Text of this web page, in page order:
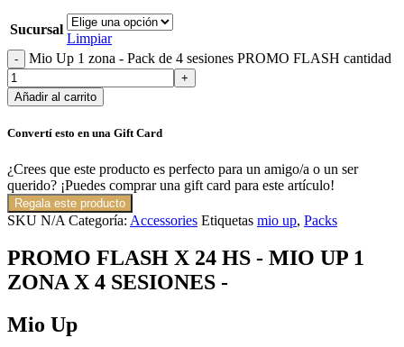
Sucursal
Limpiar
Mio Up 1 zona - Pack de 4 sesiones PROMO FLASH cantidad
Añadir al carrito
Convertí esto en una Gift Card
¿Crees que este producto es perfecto para un amigo/a o un ser
querido? ¡Puedes comprar una gift card para este artículo!
Regala este producto
SKU N/A Categoría: Accessories Etiquetas mio up, Packs
PROMO FLASH X 24 HS - MIO UP 1
ZONA X 4 SESIONES -
Mio Up